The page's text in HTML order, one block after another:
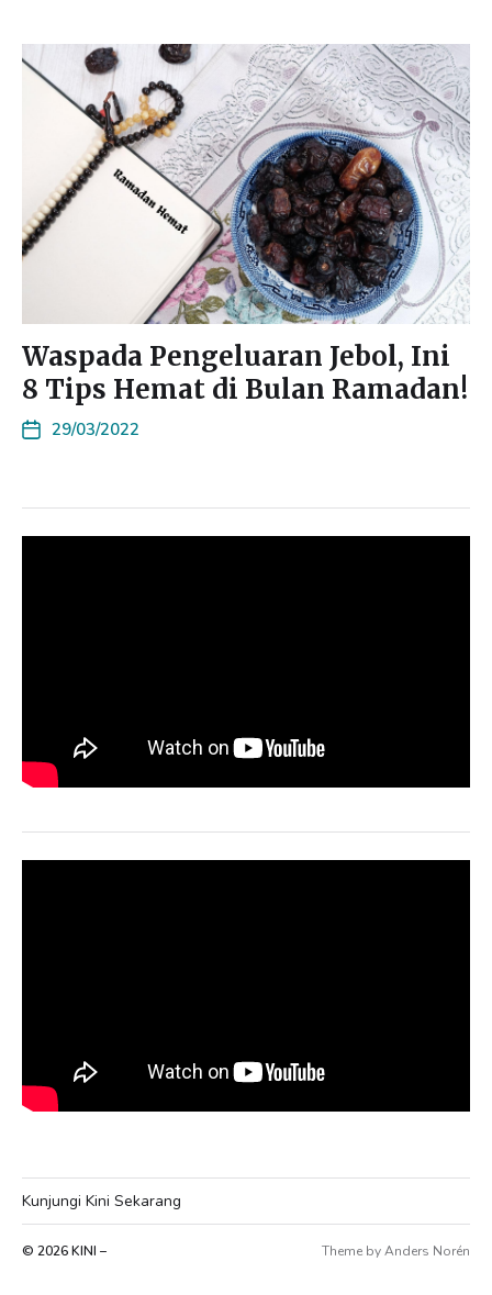
Waspada Pengeluaran Jebol, Ini
8 Tips Hemat di Bulan Ramadan!
29/03/2022
Kunjungi Kini Sekarang
© 2026KINI – Theme byAnders Norén